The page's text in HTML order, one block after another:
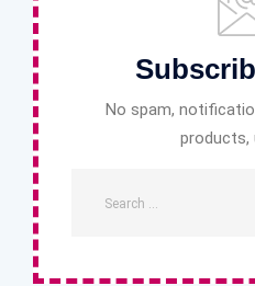
No spam,
products,